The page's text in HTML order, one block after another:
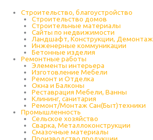
Строительство, благоустройство
Строительство домов
Строительные материалы
Сайты по недвижимости
Ландшафт, Конструкции, Демонтаж
Инженерные коммуникации
Бетонные изделия
Ремонтные работы
Элементы интерьера
Изготовление Мебели
Ремонт и Отделка
Окна и Балконы
Реставрация Мебели, Ванны
Клининг, санитария
Ремонт/Монтаж Сан(Быт)техники
Промышленность
Cельское хозяйство
Сварка, Металлоконструкции
Cмазочные материалы
Производство продукции